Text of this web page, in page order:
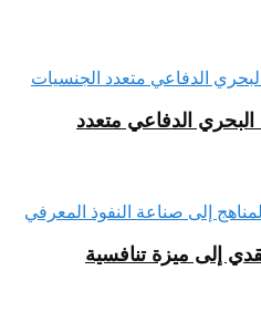
البحري الدفاعي متعدد
إلى ميزة تنافسية